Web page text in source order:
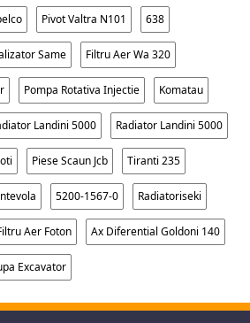
Pivot Valtra N101 638
Same Filtru Aer Wa 320
Pompa Rotativa Injectie Komatau
Landini 5000 Radiator Landini 5000
Piese Scaun Jcb Tiranti 235
5200-1567-0 Radiatoriseki
Aer Foton Ax Diferential Goldoni 140
Excavator